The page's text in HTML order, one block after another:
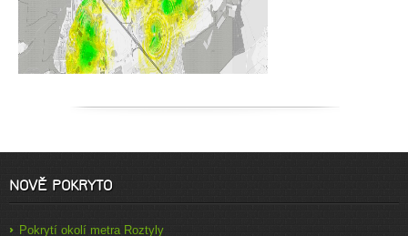
NOVĚ POKRYTO
Pokrytí okolí metra Roztyly